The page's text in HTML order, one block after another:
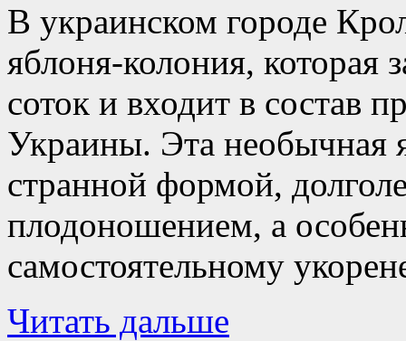
В украинском городе
яблоня-колония, которая
соток и входит в состав
Украины. Эта необычная
странной формой,
плодоношением, а
самостоятельному
Читать дальше